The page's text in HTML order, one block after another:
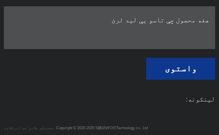
واستوی
لینکونه:
Copyright © 2020-2025 S撼动WO功Technology co., Ltd. تخنیکي ملاتړ: هوازی کلاوډ